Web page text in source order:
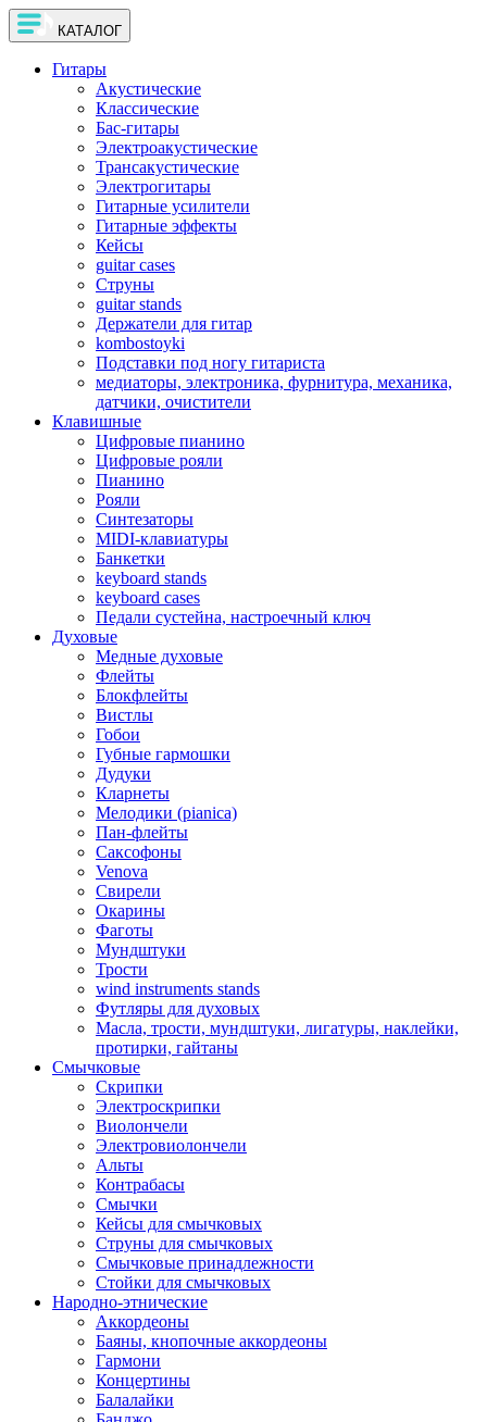
КАТАЛОГ
Гитары
Акустические
Классические
Бас-гитары
Электроакустические
Трансакустические
Электрогитары
Гитарные усилители
Гитарные эффекты
Кейсы
guitar cases
Струны
guitar stands
Держатели для гитар
kombostoyki
Подставки под ногу гитариста
медиаторы, электроника, фурнитура, механика,
датчики, очистители
Клавишные
Цифровые пианино
Цифровые рояли
Пианино
Рояли
Синтезаторы
MIDI-клавиатуры
Банкетки
keyboard stands
keyboard cases
Педали сустейна, настроечный ключ
Духовые
Медные духовые
Флейты
Блокфлейты
Вистлы
Гобои
Губные гармошки
Дудуки
Кларнеты
Мелодики (pianica)
Пан-флейты
Саксофоны
Venova
Свирели
Окарины
Фаготы
Мундштуки
Трости
wind instruments stands
Футляры для духовых
Масла, трости, мундштуки, лигатуры, наклейки,
протирки, гайтаны
Смычковые
Скрипки
Электроскрипки
Виолончели
Электровиолончели
Альты
Контрабасы
Смычки
Кейсы для смычковых
Струны для смычковых
Смычковые принадлежности
Стойки для смычковых
Народно-этнические
Аккордеоны
Баяны, кнопочные аккордеоны
Гармони
Концертины
Балалайки